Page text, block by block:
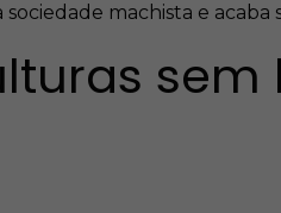
machista e acaba